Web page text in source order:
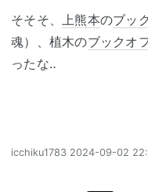
そそそ、 上熊本のブッ
魂）、植木のブックオ
ったな‥
icchiku1783 2024-09-02